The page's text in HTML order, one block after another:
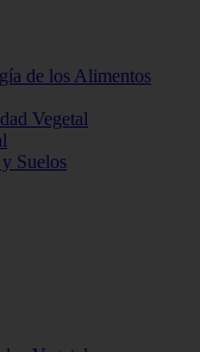
de los Alimentos
Vegetal
Suelos